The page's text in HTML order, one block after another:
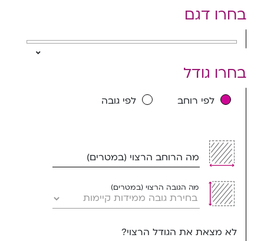
בחרו דגם
בחרו גודל
לפי רוחב לפי גובה
מה הרוחב הרצוי (במטרים)
מה הגובה הרצוי (במטרים)
לא מצאת את הגודל הרצוי?